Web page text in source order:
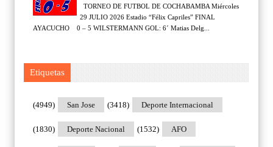
TORNEO DE FUTBOL DE COCHABAMBA Miércoles
29 JULIO 2026 Estadio “Félix Capriles” FINAL
AYACUCHO 0 – 5 WILSTERMANN GOL: 6´ Matias Delg...
Etiquetas
San Jose
(4949) Deporte Internacional
(3418)
Deporte Nacional
(1830) AFO
(1532)